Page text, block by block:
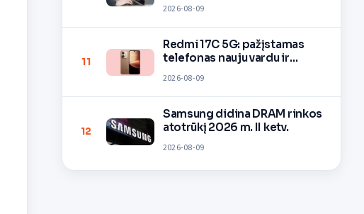
2026-08-09
11
Redmi 17C 5G: pažįstamas
telefonas nauju vardu ir
2026-08-09
12
Samsung didina DRAM rinkos
atotrūkį 2026 m. II ketv.
2026-08-09